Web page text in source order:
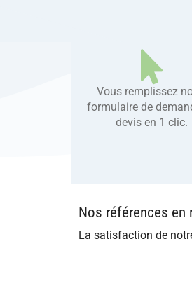
Vous remplissez
formulaire de
devis en 1 clic.
Nos références en
La satisfaction de